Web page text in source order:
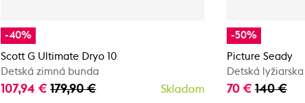
-40%
Scott G Ultimate Dryo 10
Detská zimná bunda
107,94 € 179,90 € Skladom
-50%
Picture Seady
Detská
70 € 140 €